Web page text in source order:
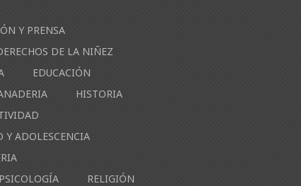
Y PRENSA
DE LA NIÑEZ
EDUCACIÓN
HISTORIA
Y ADOLESCENCIA
PSICOLOGÍA
RELIGIÓN